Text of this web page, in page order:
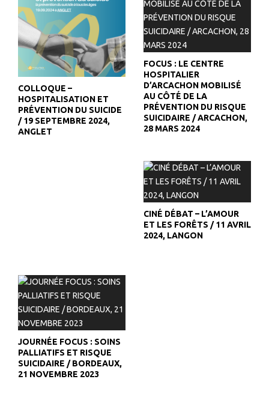
COLLOQUE –
HOSPITALISATION ET
PRÉVENTION DU SUICIDE
/ 19 SEPTEMBRE 2024,
ANGLET
FOCUS : LE CENTRE
HOSPITALIER
D’ARCACHON MOBILISÉ
AU CÔTÉ DE LA
PRÉVENTION DU RISQUE
SUICIDAIRE / ARCACHON,
28 MARS 2024
CINÉ DÉBAT – L’AMOUR
ET LES FORÊTS / 11 AVRIL
2024, LANGON
JOURNÉE FOCUS : SOINS
PALLIATIFS ET RISQUE
SUICIDAIRE / BORDEAUX,
21 NOVEMBRE 2023